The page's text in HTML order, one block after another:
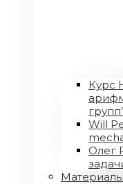
Курс
Will
Олег